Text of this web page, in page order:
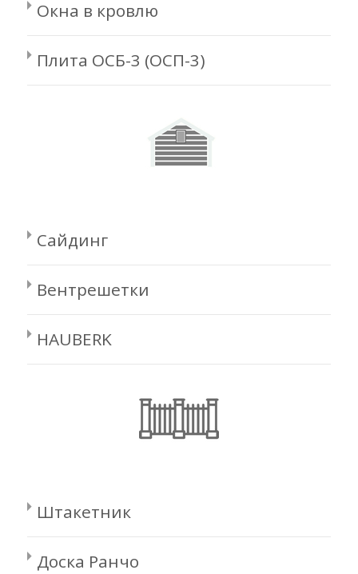
Окна в кровлю
Плита ОСБ-3 (ОСП-3)
Сайдинг
Вентрешетки
HAUBERK
Штакетник
Доска Ранчо